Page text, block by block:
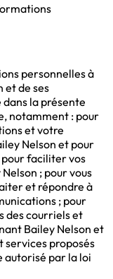
personnelles à
et de ses
la présente
notamment : pour
et votre
Nelson et pour
faciliter vos
; pour vous
et répondre à
; pour
des courriels et
Bailey Nelson et
services proposés
autorisé par la loi